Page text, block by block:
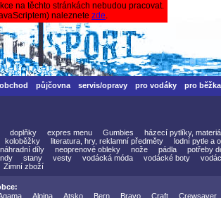
na těchto stránkách nebudou pracovat.
naleznete zde.
obchod půjčovna servis/opravy pro vodáky pro
doplňky expres menu Gumbies házecí pytlíky,
koloběžky literatura, hry, reklamní předměty lodní pytle a
náhradní díly neoprenové obleky nože pádla potřeby
stany vesty vodácká móda vodácké boty
Zimní zboží
Alpina Atsko Bern Bravo Craft Crewsaver